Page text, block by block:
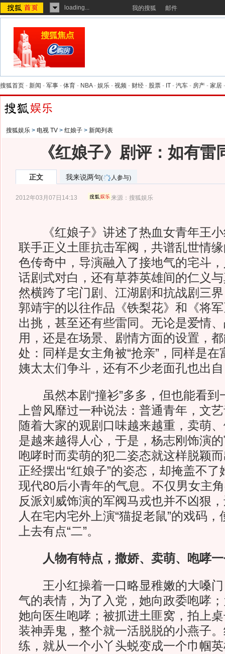
loading... 我的搜狐 邮件
搜狐首页 - 新闻 - 军事 - 体育 - NBA- 娱乐 - 视频 - 财经 - 股票 - IT - 汽车 - 房产 - 家居
搜狐娱乐 > 电视 TV > 红娘子 > 新闻列表
《红娘子》剧评：如有雷
正文 我来说两句( 人参与)
2012年03月07日14:13 来源：搜狐娱乐
《红娘子》讲述了热血女青年王小
联手正义土匪抗击军阀，共谱乱世情
色传奇中，导演融入了接地气的宅斗
话剧式对白，还有草莽英雄间的仁义
然横跨了宅门剧、江湖剧和抗战剧三
郭靖宇的以往作品《铁梨花》和《将
出挑，甚至还有些雷同。无论是爱情
用，还是在场景、剧情方面的设置，
处：同样是女主角被“抢亲”，同样是
姨太太们争斗，还有不少老面孔也出
虽然本剧“撞衫”多多，但也能看到
上曾风靡过一种说法：普通青年，文
随着大家的观剧口味越来越重，卖萌
是越来越得人心，于是，杨志刚饰演
咆哮时而卖萌的犯二姿态就这样脱颖
正经摆出“红娘子”的姿态，却掩盖不
现代80后小青年的气息。不仅男女主
反派刘威饰演的军阀马戎也并不凶狠
人在宅内宅外上演“猫捉老鼠”的戏码
上去有点“二”。
人物有特点，撒娇、卖萌、咆哮
王小红操着一口略显稚嫩的大嗓门
气的表情，为了入党，她向政委咆哮
她向医生咆哮；被抓进土匪窝，拍上
装神弄鬼，整个就一活脱脱的小燕子
练，就从一个小丫头蜕变成一个巾帼